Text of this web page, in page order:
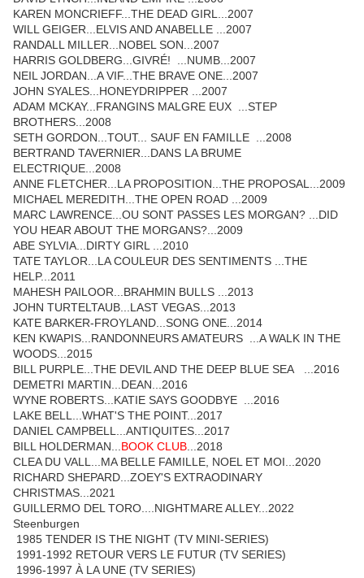
KAREN MONCRIEFF...THE DEAD GIRL...2007
WILL GEIGER...ELVIS AND ANABELLE ...2007
RANDALL MILLER...NOBEL SON...2007
HARRIS GOLDBERG...GIVRÉ! ...NUMB...2007
NEIL JORDAN...A VIF...THE BRAVE ONE...2007
JOHN SYALES...HONEYDRIPPER ...2007
ADAM MCKAY...FRANGINS MALGRE EUX ...STEP
BROTHERS...2008
SETH GORDON...TOUT... SAUF EN FAMILLE ...2008
BERTRAND TAVERNIER...DANS LA BRUME
ELECTRIQUE...2008
ANNE FLETCHER...LA PROPOSITION...THE PROPOSAL...2009
MICHAEL MEREDITH...THE OPEN ROAD ...2009
MARC LAWRENCE...OU SONT PASSES LES MORGAN? ...DID
YOU HEAR ABOUT THE MORGANS?...2009
ABE SYLVIA...DIRTY GIRL ...2010
TATE TAYLOR...LA COULEUR DES SENTIMENTS ...THE
HELP...2011
MAHESH PAILOOR...BRAHMIN BULLS ...2013
JOHN TURTELTAUB...LAST VEGAS...2013
KATE BARKER-FROYLAND...SONG ONE...2014
KEN KWAPIS...RANDONNEURS AMATEURS ...A WALK IN THE
WOODS...2015
BILL PURPLE...THE DEVIL AND THE DEEP BLUE SEA ...2016
DEMETRI MARTIN...DEAN...2016
WYNE ROBERTS...KATIE SAYS GOODBYE ...2016
LAKE BELL...WHAT'S THE POINT...2017
DANIEL CAMPBELL...ANTIQUITES...2017
BILL HOLDERMAN... BOOK CLUB ...2018
CLEA DU VALL...MA BELLE FAMILLE, NOEL ET MOI...2020
RICHARD SHEPARD...ZOEY'S EXTRAODINARY
CHRISTMAS...2021
GUILLERMO DEL TORO....NIGHTMARE ALLEY...2022
Steenburgen
1985 TENDER IS THE NIGHT (TV MINI-SERIES)
1991-1992 RETOUR VERS LE FUTUR (TV SERIES)
1996-1997 À LA UNE (TV SERIES)